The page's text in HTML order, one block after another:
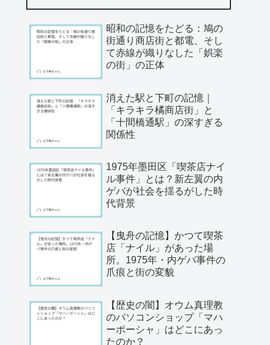
昭和の記憶をたどる：鳩の
街通り商店街と都電、そし
て赤線が織りなした「娯楽
の街」の正体
消えた駅と下町の記憶｜
「キラキラ橘商店街」と
「十間橋通駅」の深すぎる
関係性
1975年墨田区「喫茶店ナイ
ル事件」とは？新左翼の内
ゲバが社会を揺るがした時
代背景
【曳舟の記憶】かつて喫茶
店「ナイル」があった場
所。1975年・内ゲバ事件の
爪痕と街の変貌
【歴史の闇】オウム真理教
のパソコンショップ「マハ
ーポーシャ」はどこにあっ
たのか？